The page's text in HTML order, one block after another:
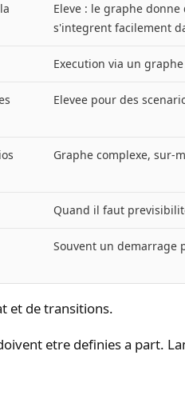
Eleve : le graphe
s'integrent facilement
Execution via un
Elevee pour des
Graphe complexe, sur-
Quand il faut
Souvent un demarrage
et de transitions.
etre definies a part.